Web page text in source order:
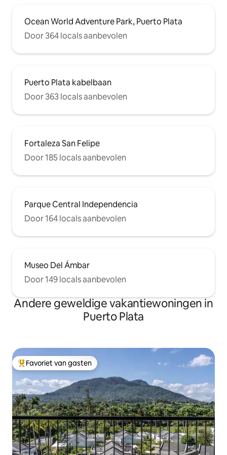
Ocean World Adventure Park, Puerto Plata
Door 364 locals aanbevolen
Puerto Plata kabelbaan
Door 363 locals aanbevolen
Fortaleza San Felipe
Door 185 locals aanbevolen
Parque Central Independencia
Door 164 locals aanbevolen
Museo Del Ámbar
Door 149 locals aanbevolen
Andere geweldige vakantiewoningen in
Puerto Plata
Topfavoriet van gasten
Favoriet van gasten